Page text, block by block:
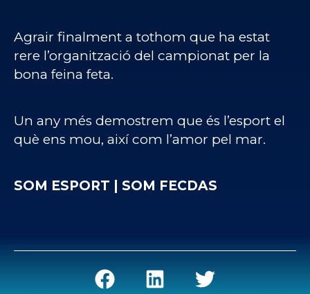
Agrair finalment a tothom que ha estat
rere l’organització del campionat per la
bona feina feta.
Un any més demostrem que és l’esport el
què ens mou, així com l’amor pel mar.
SOM ESPORT | SOM FECDAS